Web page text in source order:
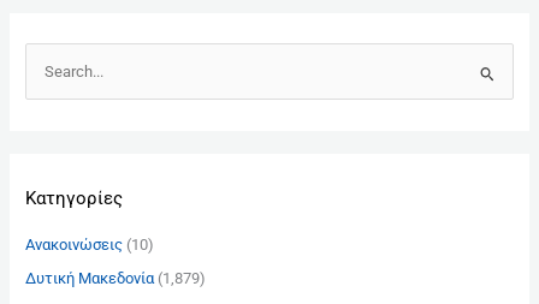
ή
σ
Kατηγορίες
Ανακοινώσεις(10)
Δυτική Μακεδονία(1,879)